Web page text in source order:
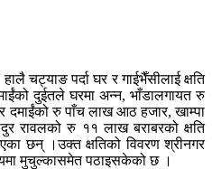
चट्याङ पर्दा घर र गाईभैँसीलाई क्षति
दुईतले घरमा अन्न, भाँडालगायत रु
दमाईंको रु पाँच लाख आठ हजार, खाम्पा
रावलको रु ११ लाख बराबरको क्षति
छन् ।उक्त क्षतिको विवरण श्रीनगर
मुचुल्कासमेत पठाइसकेको छ ।